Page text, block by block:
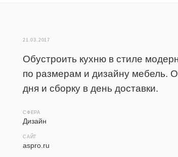
21.03.2017
Обустроить кухню в стиле
по размерам и дизайну мебель.
дня и сборку в день доставки.
СФЕРА
Дизайн
САЙТ
aspro.ru